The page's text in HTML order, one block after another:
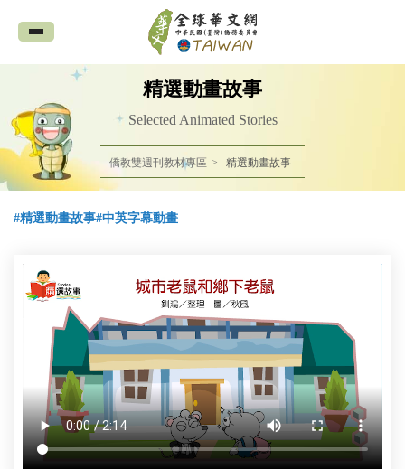
全
文
網
中
華
國
(臺
務
委
員
精選動畫故事
Selected Animated Stories
僑教雙週刊教材專區 精選動畫故事
#精選動畫故事#中英字幕動畫